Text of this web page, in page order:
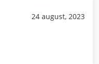
24 august, 2023